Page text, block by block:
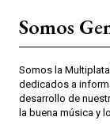
Somos
Somos la
dedicados a
desarrollo de
la buena música y